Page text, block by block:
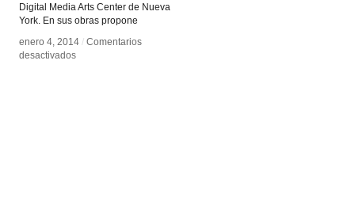
Digital Media Arts Center de Nueva
York. En sus obras propone
enero 4, 2014 / Comentarios
desactivadosen
enero 4, 2014 / Comentarios
desactivadosen